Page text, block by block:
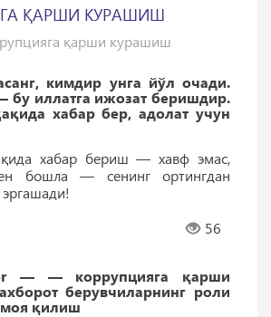
ҚАРШИ КУРАШИШ
қарши курашиш
кимдир унга йўл очади.
иллатга ижозат беришдир.
хабар бер, адолат учун
хабар бериш — хавф эмас,
бошла — сенинг ортингдан
56
— — коррупцияга қарши
берувчиларнинг роли
қилиш